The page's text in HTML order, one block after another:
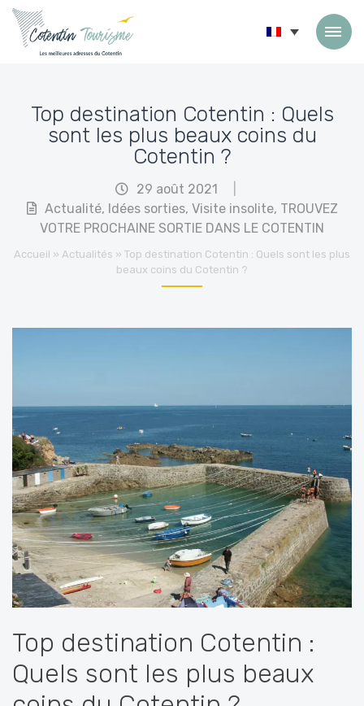
Top destination Cotentin : Quels
sont les plus beaux coins du
Cotentin ?
29 août 2021
Actualité, Idées sorties, Visite insolite, TROUVEZ
VOTRE PROCHAINE SORTIE DANS LE COTENTIN
Accueil » Actualités » Top destination Cotentin : Quels sont les plus
beaux coins du Cotentin ?
Top destination Cotentin :
Quels sont les plus beaux